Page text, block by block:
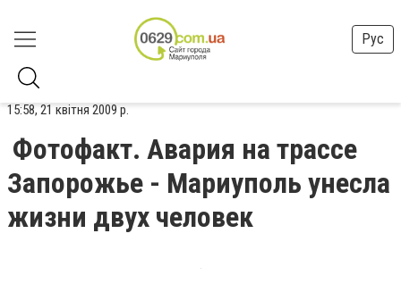
Рус
15:58, 21 квітня 2009 р.
Фотофакт. Авария на трассе
Запорожье - Мариуполь унесла
жизни двух человек